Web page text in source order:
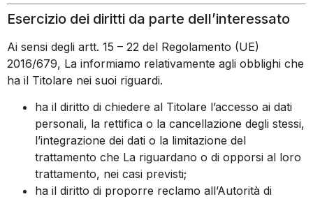
Esercizio dei diritti da parte dell’interessato
Ai sensi degli artt. 15 – 22 del Regolamento (UE)
2016/679, La informiamo relativamente agli obblighi che
ha il Titolare nei suoi riguardi.
ha il diritto di chiedere al Titolare l’accesso ai dati
personali, la rettifica o la cancellazione degli stessi,
l’integrazione dei dati o la limitazione del
trattamento che La riguardano o di opporsi al loro
trattamento, nei casi previsti;
ha il diritto di proporre reclamo all’Autorità di